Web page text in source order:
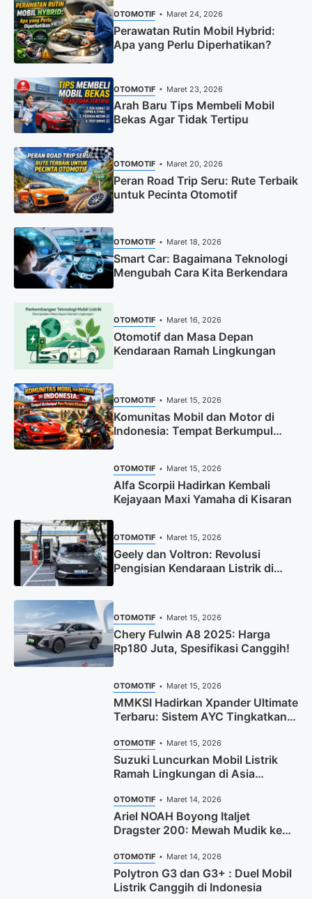
OTOMOTIF Maret 24, 2026
Perawatan Rutin Mobil Hybrid:
Apa yang Perlu Diperhatikan?
OTOMOTIF Maret 23, 2026
Arah Baru Tips Membeli Mobil
Bekas Agar Tidak Tertipu
OTOMOTIF Maret 20, 2026
Peran Road Trip Seru: Rute Terbaik
untuk Pecinta Otomotif
OTOMOTIF Maret 18, 2026
Smart Car: Bagaimana Teknologi
Mengubah Cara Kita Berkendara
OTOMOTIF Maret 16, 2026
Otomotif dan Masa Depan
Kendaraan Ramah Lingkungan
OTOMOTIF Maret 15, 2026
Komunitas Mobil dan Motor di
Indonesia: Tempat Berkumpul
Para Pecinta Otomotif
OTOMOTIF Maret 15, 2026
Alfa Scorpii Hadirkan Kembali
Kejayaan Maxi Yamaha di Kisaran
OTOMOTIF Maret 15, 2026
Geely dan Voltron: Revolusi
Pengisian Kendaraan Listrik di
Dealer Resmi
OTOMOTIF Maret 15, 2026
Chery Fulwin A8 2025: Harga
Rp180 Juta, Spesifikasi Canggih!
OTOMOTIF Maret 15, 2026
MMKSI Hadirkan Xpander Ultimate
Terbaru: Sistem AYC Tingkatkan
OTOMOTIF Maret 15, 2026
Suzuki Luncurkan Mobil Listrik
Ramah Lingkungan di Asia
OTOMOTIF Maret 14, 2026
Ariel NOAH Boyong Italjet
Dragster 200: Mewah Mudik ke
OTOMOTIF Maret 14, 2026
Polytron G3 dan G3+ : Duel Mobil
Listrik Canggih di Indonesia